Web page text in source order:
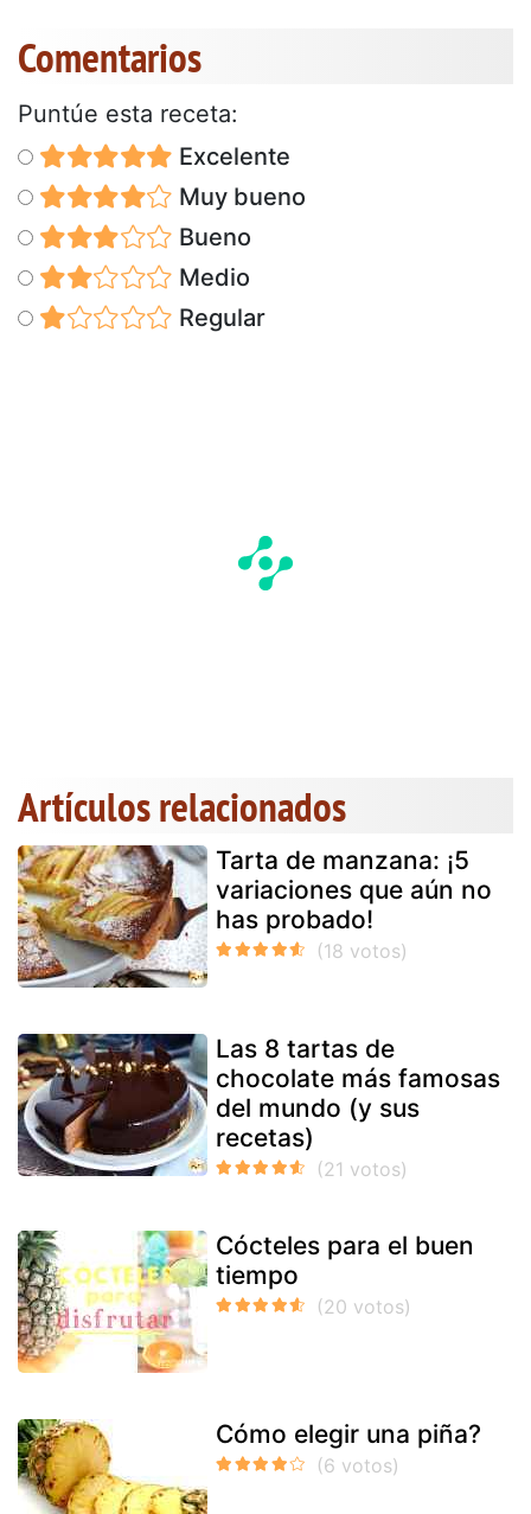
Comentarios
Puntúe esta receta:
Excelente
Muy bueno
Bueno
Medio
Regular
Artículos relacionados
Tarta de manzana: ¡5
variaciones que aún no
has probado!
Las 8 tartas de
chocolate más famosas
del mundo (y sus
recetas)
Cócteles para el buen
tiempo
Cómo elegir una piña?